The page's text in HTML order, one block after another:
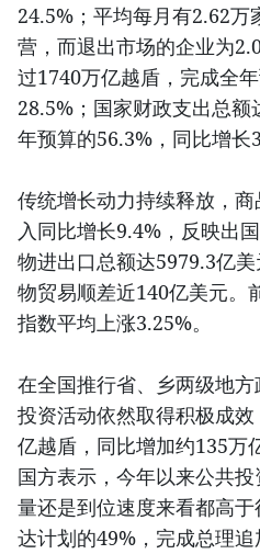
24.5%；平均每月有2.62万
营，而退出市场的企业为
过1740万亿越盾，完成全
28.5%；国家财政支出总
年预算的56.3%，同比增长
传统增长动力持续释放，
入同比增长9.4%，反映出
物进出口总额达5979.3亿
物贸易顺差近140亿美元。
指数平均上涨3.25%。
在全国推行省、乡两级地
投资活动依然取得积极成
亿越盾，同比增加约135万
国方表示，今年以来公共
量还是到位速度来看都高
达计划的49%，完成总理